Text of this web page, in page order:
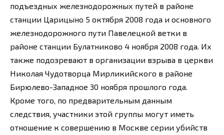
подъездных железнодорожных путей в районе
станции Царицыно 5 октября 2008 года и основного
железнодорожного пути Павелецкой ветки в
районе станции Булатниково 4 ноября 2008 года. Их
также подозревают в организации взрыва в церкви
Николая Чудотворца Мирликийского в районе
Бирюлево-Западное 30 ноября прошлого года.
Кроме того, по предварительным данным
следствия, участники этой группы могут иметь
отношение к совершению в Москве серии убийств